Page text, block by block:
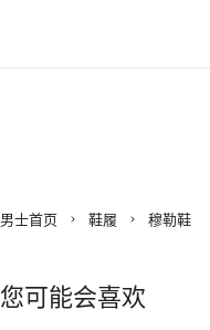
男士首页 鞋履 穆勒鞋
您可能会喜欢